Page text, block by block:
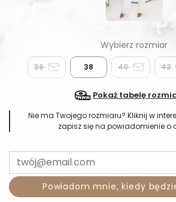
36 38 40 42
Pokaż tabelę
Nie ma Twojego rozmiaru? Kliknij w
zapisz się na powiadomienie o
Powiadom mnie, kiedy